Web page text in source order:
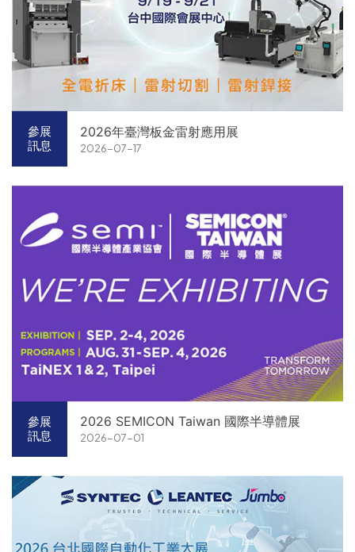
參展
訊息
2026年臺灣板金雷射應用展
2026-07-17
參展
訊息
2026 SEMICON Taiwan 國際半導體展
2026-07-01